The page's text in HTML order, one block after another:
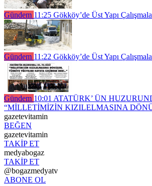
Gündem 11:25 Gökköy’de Üst Yapı
Gündem 11:22 Gökköy’de Üst Yapı
Gündem 10:01 ATATÜRK’ ÜN
“MİLLETİMİZİN KIZILELMASINA
gazetevitamin
BEĞEN
gazetevitamin
TAKİP ET
medyabogaz
TAKİP ET
@bogazmedyatv
ABONE OL